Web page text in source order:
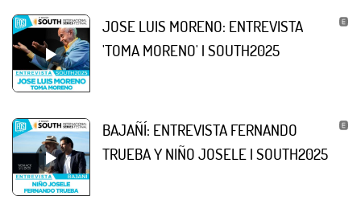
JOSE LUIS MORENO: ENTREVISTA
'TOMA MORENO' | SOUTH2025
BAJAÑÍ: ENTREVISTA FERNANDO
TRUEBA Y NIÑO JOSELE | SOUTH2025